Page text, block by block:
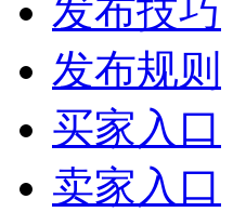
发布技巧
发布规则
买家入口
卖家入口